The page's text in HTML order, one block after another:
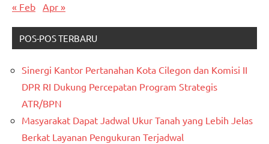
« Feb Apr »
POS-POS TERBARU
Sinergi Kantor Pertanahan Kota Cilegon dan Komisi II
DPR RI Dukung Percepatan Program Strategis
ATR/BPN
Masyarakat Dapat Jadwal Ukur Tanah yang Lebih Jelas
Berkat Layanan Pengukuran Terjadwal